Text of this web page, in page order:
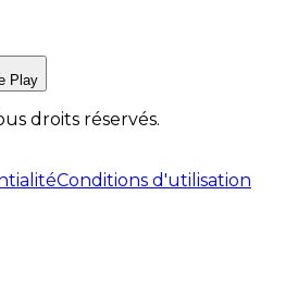
Play
droits réservés.
Conditions d'utilisation